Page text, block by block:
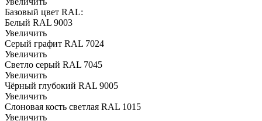
Базовый цвет RAL:
Белый RAL 9003
Увеличить
Серый графит RAL 7024
Увеличить
Светло серый RAL 7045
Увеличить
Чёрный глубокий RAL 9005
Увеличить
Слоновая кость светлая RAL 1015
Увеличить